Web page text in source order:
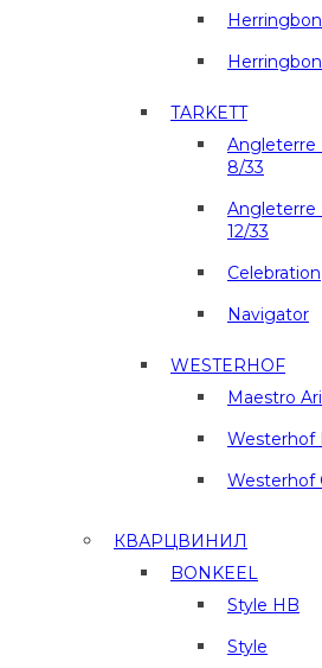
TARKETT
Angleterre
8/33
Angleterre
12/33
Celebration
Navigator
WESTERHOF
Maestro
Westerhof
Westerhof
КВАРЦВИНИЛ
BONKEEL
Style HB
Style